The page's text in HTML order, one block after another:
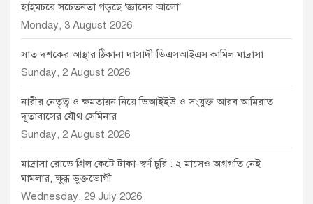
হাইমচরে সচেতনতা গড়ছে ‘জ্ঞানের আলো’
Monday, 3 August 2026
সাত দশকের আস্থার ঠিকানা দাসাদী ডিএসআইএস কামিল মাদ্রাসা
Sunday, 2 August 2026
নারীর নেতৃত্ব ও ক্ষমতায়ন নিয়ে ডিআইইউ ও সংযুক্ত আরব আমিরাত
দূতাবাসের যৌথ সেমিনার
Sunday, 2 August 2026
মাদ্রাসা রোডে গ্রিল কেটে টাকা-স্বর্ণ চুরি : ২ মাসেও অগ্রগতি নেই
মামলার, ক্ষুব্ধ ভুক্তভোগী
Wednesday, 29 July 2026